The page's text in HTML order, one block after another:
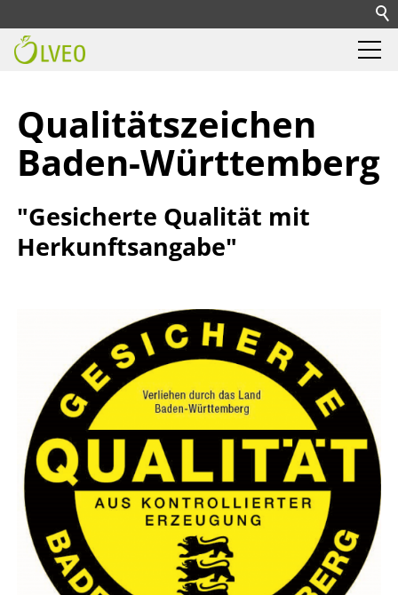
Qualitätszeichen
Baden-Württemberg
"Gesicherte Qualität mit
Herkunftsangabe"